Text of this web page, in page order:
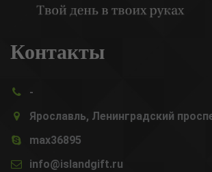
Контакты
-
Ярославль, Ленинградский
max36895
info@islandgift.ru